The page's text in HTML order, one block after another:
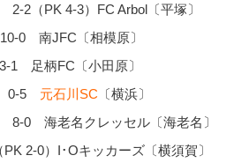
2-2（PK 4-3）FC Arbol〔平塚〕
0 南JFC〔相模原〕
1 足柄FC〔小田原〕
0-5 元石川SC 〔横浜〕
8-0 海老名クレッセル〔海老名〕
2-0）I･Oキッカーズ〔横須賀〕